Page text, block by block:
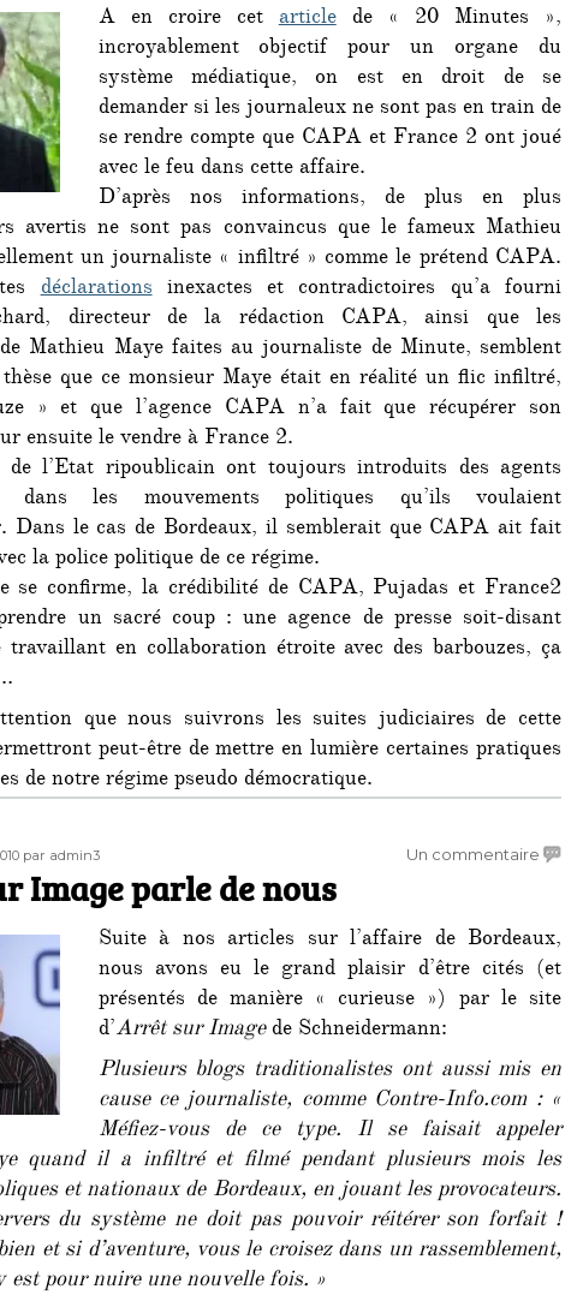
grosse
presse
le
vent
?
A en croire cetarticlede « 20 Minutes »,
incroyablement objectif pour un organe du
système médiatique, on est en droit de se
demander si les journaleux ne sont pas en train de
se rendre compte que CAPA et France 2 ont joué
avec le feu dans cette affaire.
D’après nos informations, de plus en plus
avertis ne sont pas convaincus que le fameux Mathieu
un journaliste « infiltré » comme le prétend CAPA.
déclarationsinexactes et contradictoires qu’a fourni
directeur de la rédaction CAPA, ainsi que les
de Mathieu Maye faites au journaliste de Minute, semblent
que ce monsieur Maye était en réalité un flic infiltré,
» et que l’agence CAPA n’a fait que récupérer son
ensuite le vendre à France 2.
de l’Etat ripoublicain ont toujours introduits des agents
dans les mouvements politiques qu’ils voulaient
Dans le cas de Bordeaux, il semblerait que CAPA ait fait
la police politique de ce régime.
se confirme, la crédibilité de CAPA, Pujadas et France2
un sacré coup : une agence de presse soit-disant
travaillant en collaboration étroite avec des barbouzes, ça
que nous suivrons les suites judiciaires de cette
peut-être de mettre en lumière certaines pratiques
de notre régime pseudo démocratique.
Auteur
par admin3 Un commentaire sur
parle
de
nous
Image parle de nous
Suite à nos articles sur l’affaire de Bordeaux,
nous avons eu le grand plaisir d’être cités (et
présentés de manière « curieuse ») par le site
d’Arrêt sur Imagede Schneidermann:
Plusieurs blogs traditionalistes ont aussi mis en
cause ce journaliste, comme Contre-Info.com : «
Méfiez-vous de ce type. Il se faisait appeler
quand il a infiltré et filmé pendant plusieurs mois les
et nationaux de Bordeaux, en jouant les provocateurs.
du système ne doit pas pouvoir réitérer son forfait !
et si d’aventure, vous le croisez dans un rassemblement,
est pour nuire une nouvelle fois. »